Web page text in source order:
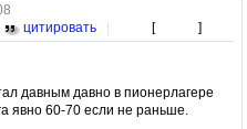
цитировать
| [
]
давным давно в пионерлагере
явно 60-70 если не раньше.